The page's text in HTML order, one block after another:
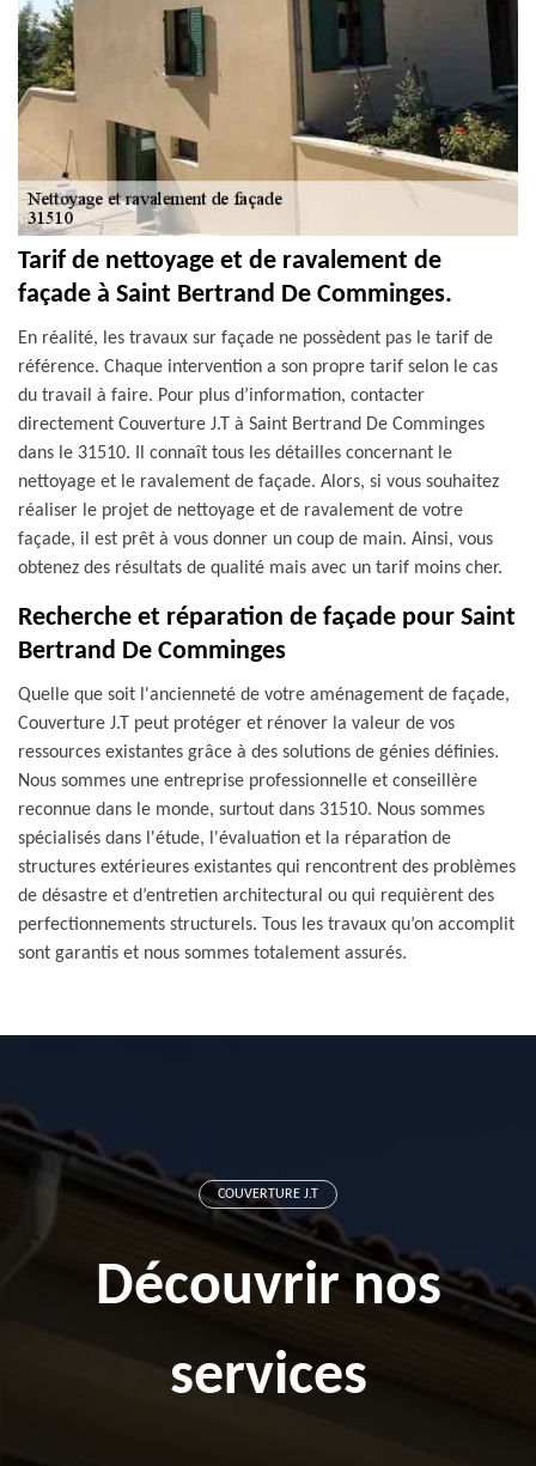
Tarif de nettoyage et de ravalement de
façade à Saint Bertrand De Comminges.
En réalité, les travaux sur façade ne possèdent pas le tarif de
référence. Chaque intervention a son propre tarif selon le cas
du travail à faire. Pour plus d’information, contacter
directement Couverture J.T à Saint Bertrand De Comminges
dans le 31510. Il connaît tous les détailles concernant le
nettoyage et le ravalement de façade. Alors, si vous souhaitez
réaliser le projet de nettoyage et de ravalement de votre
façade, il est prêt à vous donner un coup de main. Ainsi, vous
obtenez des résultats de qualité mais avec un tarif moins cher.
Recherche et réparation de façade pour Saint
Bertrand De Comminges
Quelle que soit l'ancienneté de votre aménagement de façade,
Couverture J.T peut protéger et rénover la valeur de vos
ressources existantes grâce à des solutions de génies définies.
Nous sommes une entreprise professionnelle et conseillère
reconnue dans le monde, surtout dans 31510. Nous sommes
spécialisés dans l'étude, l'évaluation et la réparation de
structures extérieures existantes qui rencontrent des problèmes
de désastre et d’entretien architectural ou qui requièrent des
perfectionnements structurels. Tous les travaux qu’on accomplit
sont garantis et nous sommes totalement assurés.
COUVERTURE J.T
Découvrir nos
services